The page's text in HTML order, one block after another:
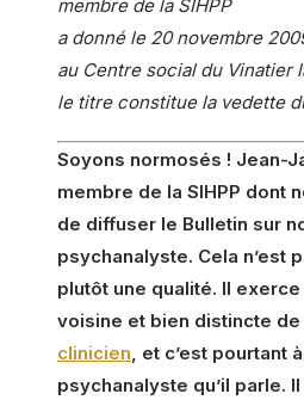
membre de la SIHPP
a donné le 20 novembre
au Centre social du Vinatier
le titre constitue la vedette
Soyons normosés ! Jean-
membre de la SIHPP dont
de diffuser le Bulletin sur
psychanalyste. Cela n’est
plutôt une qualité. Il
voisine et bien distincte de
clinicien , et c’est pourtant
psychanalyste qu’il parle.